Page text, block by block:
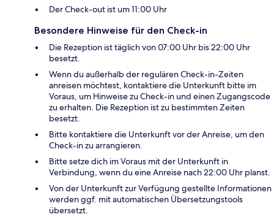
Der Check-out ist um 11:00 Uhr
Besondere Hinweise für den Check-in
Die Rezeption ist täglich von 07:00 Uhr bis 22:00 Uhr
besetzt.
Wenn du außerhalb der regulären Check-in-Zeiten
anreisen möchtest, kontaktiere die Unterkunft bitte im
Voraus, um Hinweise zu Check-in und einen Zugangscode
zu erhalten. Die Rezeption ist zu bestimmten Zeiten
besetzt.
Bitte kontaktiere die Unterkunft vor der Anreise, um den
Check-in zu arrangieren.
Bitte setze dich im Voraus mit der Unterkunft in
Verbindung, wenn du eine Anreise nach 22:00 Uhr planst.
Von der Unterkunft zur Verfügung gestellte Informationen
werden ggf. mit automatischen Übersetzungstools
übersetzt.